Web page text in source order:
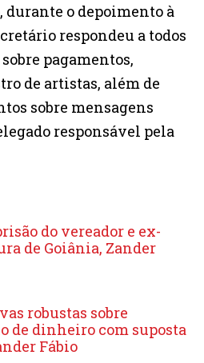
durante o depoimento à
respondeu a todos
pagamentos,
de artistas, além de
sobre mensagens
responsável pela
do vereador e ex-
de Goiânia, Zander
robustas sobre
de dinheiro com suposta
Fábio